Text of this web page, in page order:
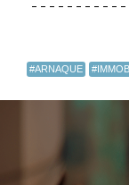
#ARNAQUE